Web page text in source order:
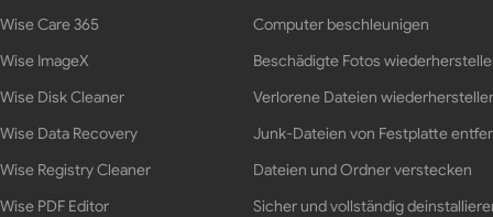
Wise Care 365
Wise ImageX
Wise Disk Cleaner
Wise Data Recovery
Wise Registry Cleaner
Wise PDF Editor
Computer beschleunigen
Beschädigte Fotos
Verlorene Dateien
Junk-Dateien von Festplatte
Dateien und Ordner verstecken
Sicher und vollständig